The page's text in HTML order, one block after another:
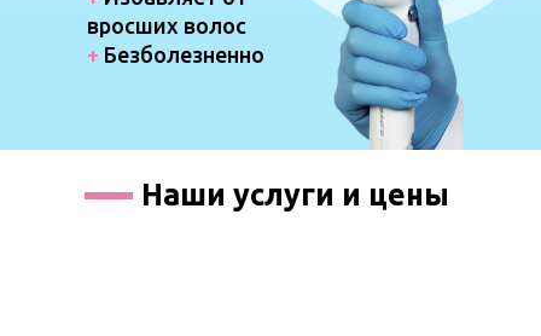
вросших волос
+ Безболезненно
Наши услуги и цены